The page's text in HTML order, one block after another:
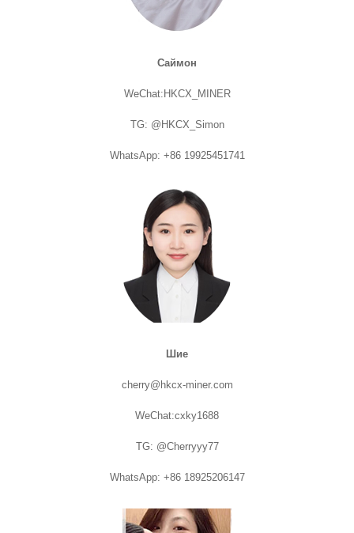
Саймон
WeChat:HKCX_MINER
TG: @HKCX_Simon
WhatsApp: +86 19925451741
Шие
cherry@hkcx-miner.com
WeChat:cxky1688
TG: @Cherryyy77
WhatsApp: +86 18925206147